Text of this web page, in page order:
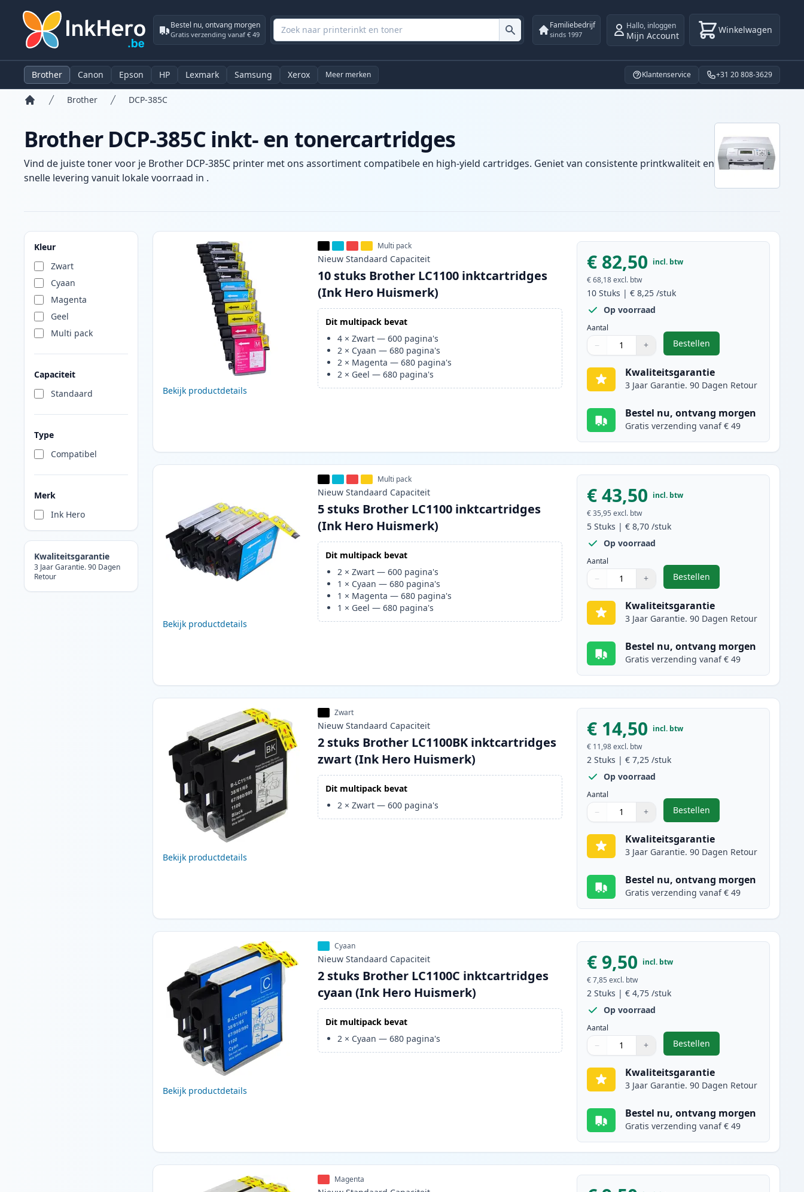
Bestel nu, ontvang morgen
Gratis verzending vanaf € 49
Familiebedrijf
sinds 1997
Hallo, inloggen
Mijn Account Winkelwagen
Brother Canon Epson HP Lexmark Samsung Xerox Meer merken Klantenservice +31 20 808-3629
Brother DCP-385C
Brother DCP-385C inkt- en tonercartridges
Vind de juiste toner voor je Brother DCP-385C printer met ons assortiment compatibele en high-yield cartridges. Geniet van consistente printkwaliteit en
snelle levering vanuit lokale voorraad in .
Kleur
Zwart
Cyaan
Magenta
Geel
Multi pack
Capaciteit
Standaard
Type
Compatibel
Merk
Ink Hero
Kwaliteitsgarantie
3 Jaar Garantie. 90 Dagen
Retour
Producten
Bekijk productdetails
Multi pack
Nieuw Standaard Capaciteit
10 stuks Brother LC1100 inktcartridges
(Ink Hero Huismerk)
Dit multipack bevat
4 ×Zwart —600 pagina's
2 × Cyaan —680 pagina's
2 × Magenta —680 pagina's
2 × Geel —680 pagina's
€ 82,50 incl. btw
€ 68,18 excl. btw
10 Stuks |€ 8,25 /stuk
Op voorraad
Aantal
Aantal
Gebruik de knoppen om aan te passen
− +
Aantal 1
Bestellen
,10 stuks Brother LC1100
Kwaliteitsgarantie
3 Jaar Garantie. 90 Dagen Retour
Bestel nu, ontvang morgen
Gratis verzending vanaf € 49
Bekijk productdetails
Multi pack
Nieuw Standaard Capaciteit
5 stuks Brother LC1100 inktcartridges
(Ink Hero Huismerk)
Dit multipack bevat
2 ×Zwart —600 pagina's
1 × Cyaan —680 pagina's
1 × Magenta —680 pagina's
1 × Geel —680 pagina's
€ 43,50 incl. btw
€ 35,95 excl. btw
5 Stuks |€ 8,70 /stuk
Op voorraad
Aantal
Aantal
Gebruik de knoppen om aan te passen
− +
Aantal 1
Bestellen
,5 stuks Brother LC1100
Kwaliteitsgarantie
3 Jaar Garantie. 90 Dagen Retour
Bestel nu, ontvang morgen
Gratis verzending vanaf € 49
Bekijk productdetails
Zwart
Nieuw Standaard Capaciteit
2 stuks Brother LC1100BK inktcartridges
zwart (Ink Hero Huismerk)
Dit multipack bevat
2 ×Zwart —600 pagina's
€ 14,50 incl. btw
€ 11,98 excl. btw
2 Stuks |€ 7,25 /stuk
Op voorraad
Aantal
Aantal
Gebruik de knoppen om aan te passen
− +
Aantal 1
Bestellen
,2 stuks Brother
Kwaliteitsgarantie
3 Jaar Garantie. 90 Dagen Retour
Bestel nu, ontvang morgen
Gratis verzending vanaf € 49
Bekijk productdetails
Cyaan
Nieuw Standaard Capaciteit
2 stuks Brother LC1100C inktcartridges
cyaan (Ink Hero Huismerk)
Dit multipack bevat
2 × Cyaan —680 pagina's
€ 9,50 incl. btw
€ 7,85 excl. btw
2 Stuks |€ 4,75 /stuk
Op voorraad
Aantal
Aantal
Gebruik de knoppen om aan te passen
− +
Aantal 1
Bestellen
,2 stuks Brother LC1100C
Kwaliteitsgarantie
3 Jaar Garantie. 90 Dagen Retour
Bestel nu, ontvang morgen
Gratis verzending vanaf € 49
Magenta